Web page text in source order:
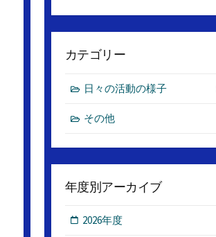
カテゴリー
日々の活動の様子
その他
年度別アーカイブ
2026年度